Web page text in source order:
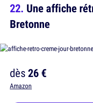
Une affiche
Bretonne
dès26 €
Amazon